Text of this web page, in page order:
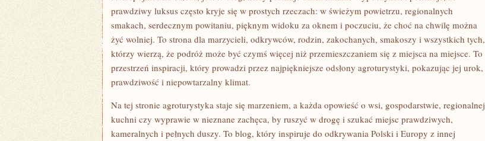
prawdziwy luksus często kryje się w prostych rzeczach: w świeżym powietrzu, regionalnych
smakach, serdecznym powitaniu, pięknym widoku za oknem i poczuciu, że choć na chwilę można
żyć wolniej. To strona dla marzycieli, odkrywców, rodzin, zakochanych, smakoszy i wszystkich tych,
którzy wierzą, że podróż może być czymś więcej niż przemieszczaniem się z miejsca na miejsce. To
przestrzeń inspiracji, który prowadzi przez najpiękniejsze odsłony agroturystyki, pokazując jej urok,
prawdziwość i niepowtarzalny klimat.
Na tej stronie agroturystyka staje się marzeniem, a każda opowieść o wsi, gospodarstwie, regionalnej
kuchni czy wyprawie w nieznane zachęca, by ruszyć w drogę i szukać miejsc prawdziwych,
kameralnych i pełnych duszy. To blog, który inspiruje do odkrywania Polski i Europy z innej